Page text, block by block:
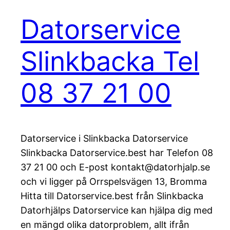
Datorservice
Slinkbacka Tel
08 37 21 00
Datorservice i Slinkbacka Datorservice
Slinkbacka Datorservice.best har Telefon 08
37 21 00 och E-post kontakt@datorhjalp.se
och vi ligger på Orrspelsvägen 13, Bromma
Hitta till Datorservice.best från Slinkbacka
Datorhjälps Datorservice kan hjälpa dig med
en mängd olika datorproblem, allt ifrån